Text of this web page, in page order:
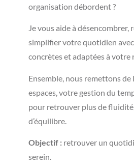
organisation débordent ?
Je vous aide à désencombrer,
simplifier votre quotidien
concrètes et adaptées à votre
Ensemble, nous remettons de
espaces, votre gestion du
pour retrouver plus de
d’équilibre.
Objectif : retrouver un
serein.